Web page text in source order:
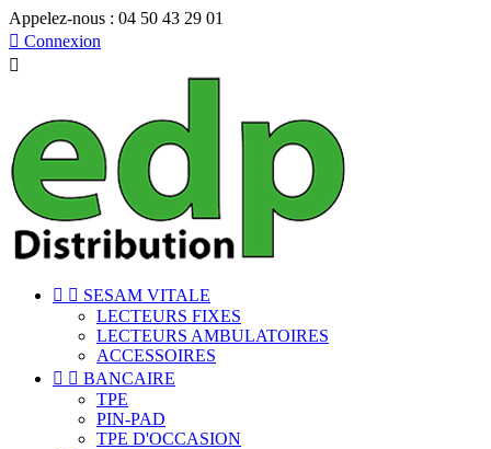
Appelez-nous : 04 50 43 29 01
 Connexion

  SESAM VITALE
LECTEURS FIXES
LECTEURS AMBULATOIRES
ACCESSOIRES
  BANCAIRE
TPE
PIN-PAD
TPE D'OCCASION